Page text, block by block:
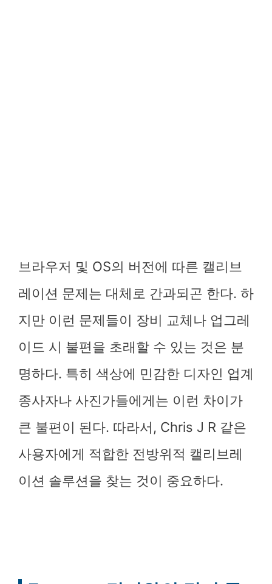
브라우저 및 OS의 버전에 따른 캘리브
레이션 문제는 대체로 간과되곤 한다. 하
지만 이런 문제들이 장비 교체나 업그레
이드 시 불편을 초래할 수 있는 것은 분
명하다. 특히 색상에 민감한 디자인 업계
종사자나 사진가들에게는 이런 차이가
큰 불편이 된다. 따라서, Chris J R 같은
사용자에게 적합한 전방위적 캘리브레
이션 솔루션을 찾는 것이 중요하다.